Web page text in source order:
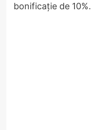
bonificaţie de 10%.